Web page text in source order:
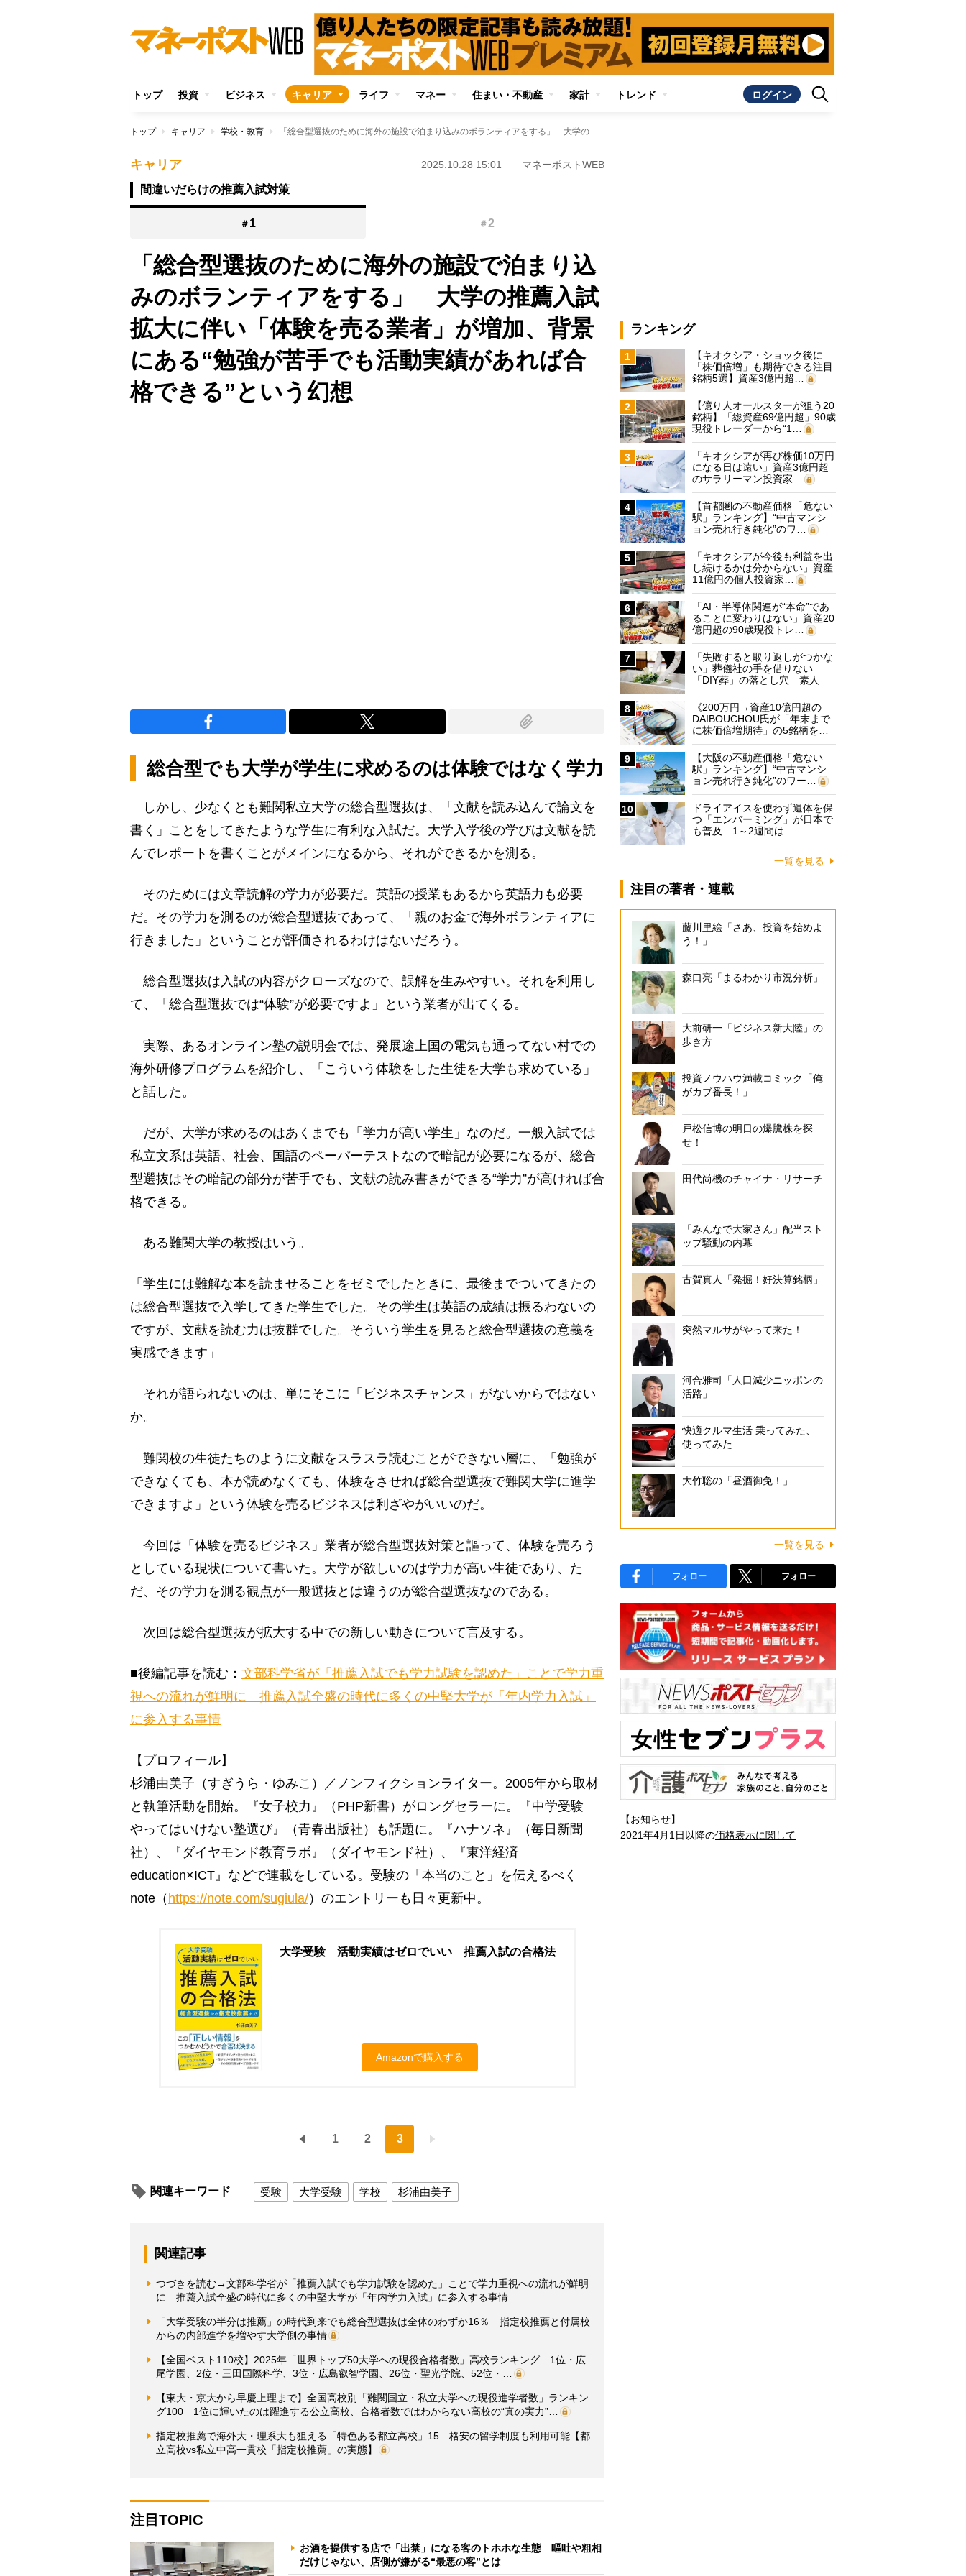
トップ 投資 ビジネス キャリア ライフ マネー 住まい・不動産 家計 トレンド ログイン
トップ キャリア 学校・教育 「総合型選抜のために海外の施設で泊まり込みのボランティアをする」 大学の推薦入試拡大に伴い「体験を売る業者」が増加、背景にある“勉強が苦手でも活動実績があれば合格できる”という幻想
キャリア 2025.10.28 15:01 マネーポストWEB
間違いだらけの推薦入試対策
＃ 1 ＃2
「総合型選抜のために海外の施設で泊まり込
みのボランティアをする」 大学の推薦入試
拡大に伴い「体験を売る業者」が増加、背景
にある“勉強が苦手でも活動実績があれば合
格できる”という幻想
総合型でも大学が学生に求めるのは体験ではなく学力
しかし、少なくとも難関私立大学の総合型選抜は、「文献を読み込んで論文を
書く」ことをしてきたような学生に有利な入試だ。大学入学後の学びは文献を読
んでレポートを書くことがメインになるから、それができるかを測る。
そのためには文章読解の学力が必要だ。英語の授業もあるから英語力も必要
だ。その学力を測るのが総合型選抜であって、「親のお金で海外ボランティアに
行きました」ということが評価されるわけはないだろう。
総合型選抜は入試の内容がクローズなので、誤解を生みやすい。それを利用し
て、「総合型選抜では“体験”が必要ですよ」という業者が出てくる。
実際、あるオンライン塾の説明会では、発展途上国の電気も通ってない村での
海外研修プログラムを紹介し、「こういう体験をした生徒を大学も求めている」
と話した。
だが、大学が求めるのはあくまでも「学力が高い学生」なのだ。一般入試では
私立文系は英語、社会、国語のペーパーテストなので暗記が必要になるが、総合
型選抜はその暗記の部分が苦手でも、文献の読み書きができる“学力”が高ければ合
格できる。
ある難関大学の教授はいう。
「学生には難解な本を読ませることをゼミでしたときに、最後までついてきたの
は総合型選抜で入学してきた学生でした。その学生は英語の成績は振るわないの
ですが、文献を読む力は抜群でした。そういう学生を見ると総合型選抜の意義を
実感できます」
それが語られないのは、単にそこに「ビジネスチャンス」がないからではない
か。
難関校の生徒たちのように文献をスラスラ読むことができない層に、「勉強が
できなくても、本が読めなくても、体験をさせれば総合型選抜で難関大学に進学
できますよ」という体験を売るビジネスは利ざやがいいのだ。
今回は「体験を売るビジネス」業者が総合型選抜対策と謳って、体験を売ろう
としている現状について書いた。大学が欲しいのは学力が高い生徒であり、た
だ、その学力を測る観点が一般選抜とは違うのが総合型選抜なのである。
次回は総合型選抜が拡大する中での新しい動きについて言及する。
■後編記事を読む： 文部科学省が「推薦入試でも学力試験を認めた」ことで学力重
視への流れが鮮明に 推薦入試全盛の時代に多くの中堅大学が「年内学力入試」
に参入する事情
【プロフィール】
杉浦由美子（すぎうら・ゆみこ）／ノンフィクションライター。2005年から取材
と執筆活動を開始。『女子校力』（PHP新書）がロングセラーに。『中学受験
やってはいけない塾選び』（青春出版社）も話題に。『ハナソネ』（毎日新聞
社）、『ダイヤモンド教育ラボ』（ダイヤモンド社）、『東洋経済
education×ICT』などで連載をしている。受験の「本当のこと」を伝えるべく
note（ https://note.com/sugiula/）のエントリーも日々更新中。
大学受験 活動実績はゼロでいい 推薦入試の合格法
Amazonで購入する
1 2 3
関連キーワード 受験 大学受験 学校 杉浦由美子
関連記事
つづきを読む→文部科学省が「推薦入試でも学力試験を認めた」ことで学力重視への流れが鮮明
に 推薦入試全盛の時代に多くの中堅大学が「年内学力入試」に参入する事情
「大学受験の半分は推薦」の時代到来でも総合型選抜は全体のわずか16％ 指定校推薦と付属校
からの内部進学を増やす大学側の事情
【全国ベスト110校】2025年「世界トップ50大学への現役合格者数」高校ランキング 1位・広
尾学園、2位・三田国際科学、3位・広島叡智学園、26位・聖光学院、52位・…
【東大・京大から早慶上理まで】全国高校別「難関国立・私立大学への現役進学者数」ランキン
グ100 1位に輝いたのは躍進する公立高校、合格者数ではわからない高校の“真の実力”…
指定校推薦で海外大・理系大も狙える「特色ある都立高校」15 格安の留学制度も利用可能【都
立高校vs私立中高一貫校「指定校推薦」の実態】
注目TOPIC
お酒を提供する店で「出禁」になる客のトホホな生態 嘔吐や粗相
だけじゃない、店側が嫌がる“最悪の客”とは
ランキング
1
【キオクシア・ショック後に
「株価倍増」も期待できる注目
銘柄5選】資産3億円超…
2
【億り人オールスターが狙う20
銘柄】「総資産69億円超」90歳
現役トレーダーから“1…
3
「キオクシアが再び株価10万円
になる日は遠い」資産3億円超
のサラリーマン投資家…
4
【首都圏の不動産価格「危ない
駅」ランキング】“中古マンシ
ョン売れ行き鈍化”のワ…
5
「キオクシアが今後も利益を出
し続けるかは分からない」資産
11億円の個人投資家…
6
「AI・半導体関連が“本命”であ
ることに変わりはない」資産20
億円超の90歳現役トレ…
7
「失敗すると取り返しがつかな
い」葬儀社の手を借りない
「DIY葬」の落とし穴 素人
に…
8
《200万円→資産10億円超の
DAIBOUCHOU氏が「年末まで
に株価倍増期待」の5銘柄を…
9
【大阪の不動産価格「危ない
駅」ランキング】“中古マンシ
ョン売れ行き鈍化”のワー…
10
ドライアイスを使わず遺体を保
つ「エンバーミング」が日本で
も普及 1～2週間は…
一覧を見る
注目の著者・連載
藤川里絵「さあ、投資を始めよ
う！」
森口亮「まるわかり市況分析」
大前研一「ビジネス新大陸」の
歩き方
投資ノウハウ満載コミック「俺
がカブ番長！」
戸松信博の明日の爆騰株を探
せ！
田代尚機のチャイナ・リサーチ
「みんなで大家さん」配当スト
ップ騒動の内幕
古賀真人「発掘！好決算銘柄」
突然マルサがやって来た！
河合雅司「人口減少ニッポンの
活路」
快適クルマ生活 乗ってみた、
使ってみた
大竹聡の「昼酒御免！」
一覧を見る
フォロー フォロー
【お知らせ】
2021年4月1日以降の価格表示に関して